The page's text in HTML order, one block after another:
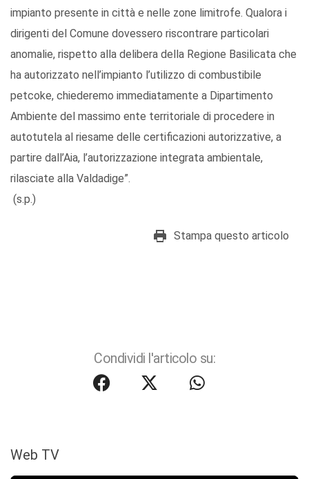
impianto presente in città e nelle zone limitrofe. Qualora i
dirigenti del Comune dovessero riscontrare particolari
anomalie, rispetto alla delibera della Regione Basilicata che
ha autorizzato nell’impianto l’utilizzo di combustibile
petcoke, chiederemo immediatamente a Dipartimento
Ambiente del massimo ente territoriale di procedere in
autotutela al riesame delle certificazioni autorizzative, a
partire dall’Aia, l’autorizzazione integrata ambientale,
rilasciate alla Valdadige”.
(s.p.)
Stampa questo articolo
Condividi l'articolo su:
Web TV